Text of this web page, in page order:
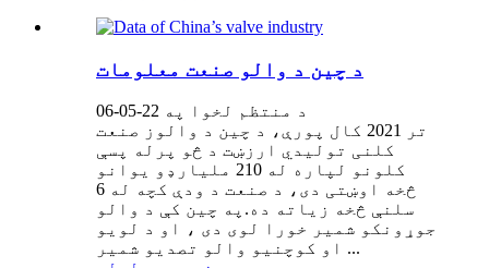
د چین د والو صنعت معلومات
د منتظم لخوا په 22-05-06
تر 2021 کال پورې، د چين د والوز صنعت
کلنی توليدي ارزښت د څو پرله پسې
کلونو لپاره له 210 مليارډو يوانو
څخه اوښتی دی، د صنعت د ودې کچه له 6
سلنې څخه زياته ده.په چین کې د والو
جوړونکو شمیر خورا لوی دی ، او د لویو
او کوچنیو والو تصدیو شمیر ...